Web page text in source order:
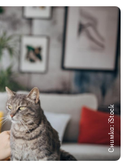
Снимка: iStock